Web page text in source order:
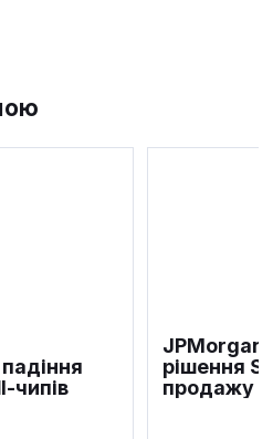
чипів
JPMorgan
рішення
продажу